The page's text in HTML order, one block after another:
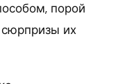
порой
их